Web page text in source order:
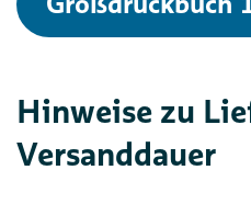
Hinweise zu
Versanddauer